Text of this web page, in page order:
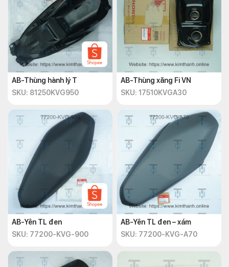
AB-Thùng hành lý T
SKU: 81250KVG950
AB-Thùng xăng Fi VN
SKU: 17510KVGA30
AB-Yên TL đen
SKU: 77200-KVG-900
AB-Yên TL đen – xám
SKU: 77200-KVG-A70